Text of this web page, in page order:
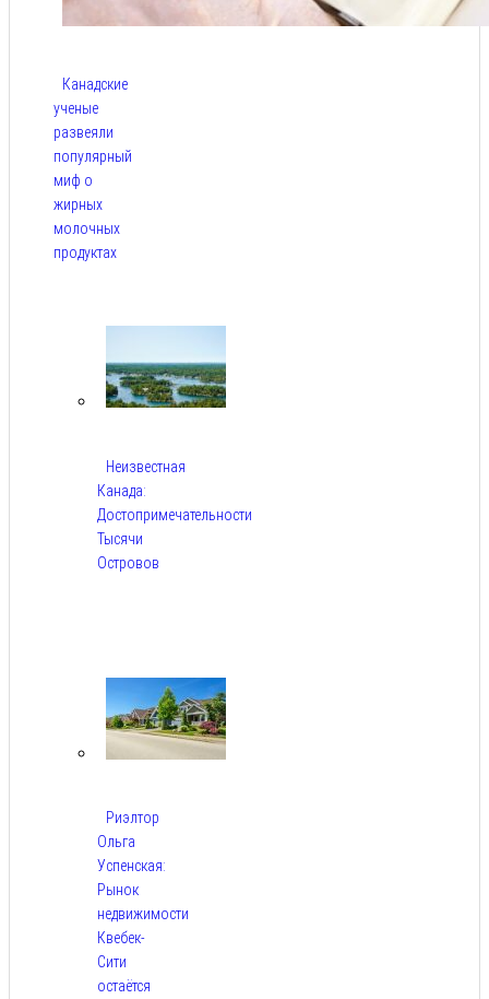
Канадские
ученые
развеяли
популярный
миф о
жирных
молочных
продуктах
Неизвестная
Канада:
Достопримечательности
Тысячи
Островов
Риэлтор
Ольга
Успенская:
Рынок
недвижимости
Квебек-
Сити
остаётся